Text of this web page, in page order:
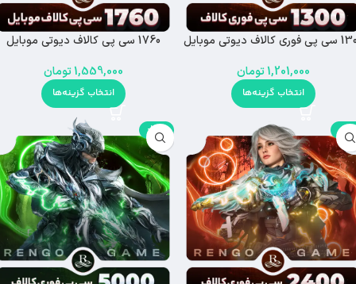
کالاف دیوتی موبایل
1,201,000تومان
انتخاب گزینه‌ها
1760 سی پی کالاف دیوتی موبایل
1,559,000تومان
انتخاب گزینه‌ها
-16%
-20%